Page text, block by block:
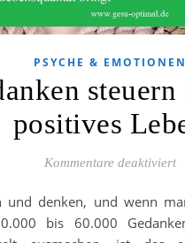
PSYCHE & EMOTIONEN
positives
Kommentare deaktiviert
bis 60.000